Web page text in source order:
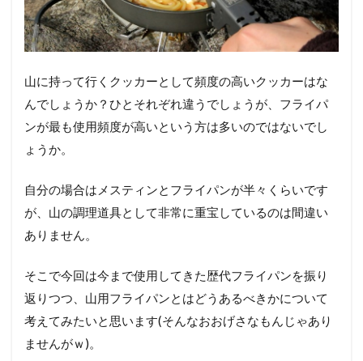
山に持って行くクッカーとして頻度の高いクッカーはな
んでしょうか？ひとそれぞれ違うでしょうが、フライパ
ンが最も使用頻度が高いという方は多いのではないでし
ょうか。
自分の場合はメスティンとフライパンが半々くらいです
が、山の調理道具として非常に重宝しているのは間違い
ありません。
そこで今回は今まで使用してきた歴代フライパンを振り
返りつつ、山用フライパンとはどうあるべきかについて
考えてみたいと思います(そんなおおげさなもんじゃあり
ませんがｗ)。